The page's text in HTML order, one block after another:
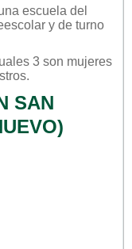
escuela del
y de turno
3 son mujeres
SAN